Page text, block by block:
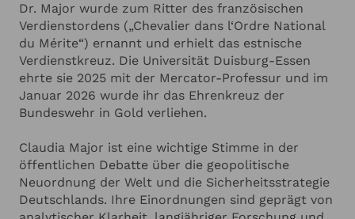
Dr. Major wurde zum Ritter des französischen
Verdienstordens („Chevalier dans l‘Ordre National
du Mérite“) ernannt und erhielt das estnische
Verdienstkreuz. Die Universität Duisburg-Essen
ehrte sie 2025 mit der Mercator-Professur und im
Januar 2026 wurde ihr das Ehrenkreuz der
Bundeswehr in Gold verliehen.
Claudia Major ist eine wichtige Stimme in der
öffentlichen Debatte über die geopolitische
Neuordnung der Welt und die Sicherheitsstrategie
Deutschlands. Ihre Einordnungen sind geprägt von